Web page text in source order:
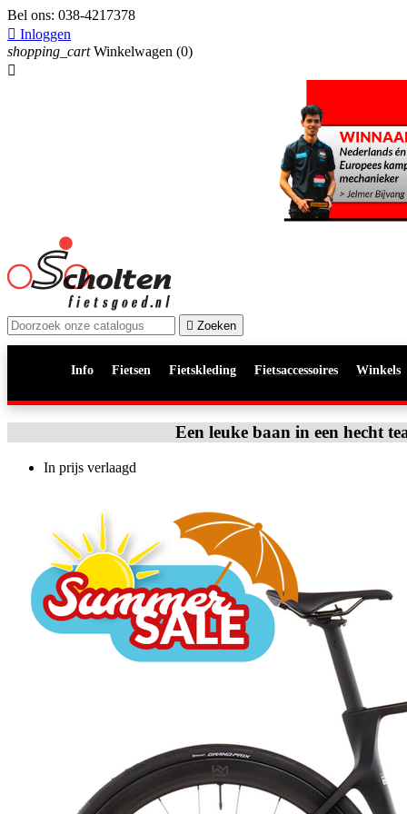
Bel ons: 038-4217378
 Inloggen
shopping_cart Winkelwagen (0)

 Zoeken
Info Fietsen Fietskleding Fietsaccessoires Winkels
Een leuke baan in een hecht
In prijs verlaagd